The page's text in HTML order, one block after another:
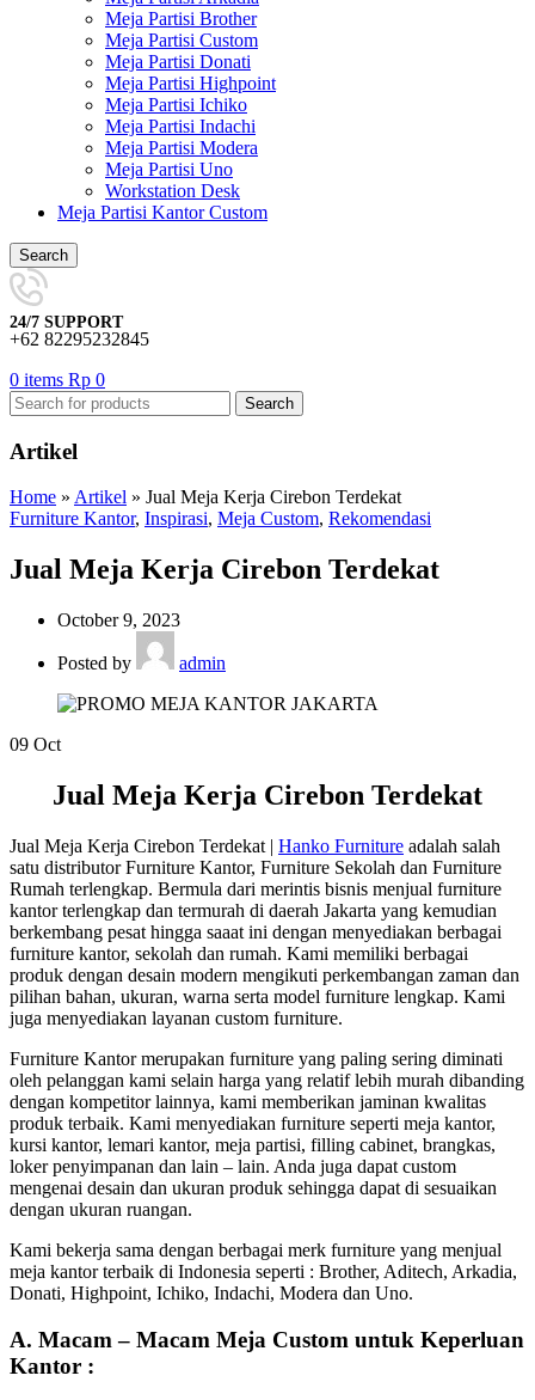
Meja Partisi Brother
Meja Partisi Custom
Meja Partisi Donati
Meja Partisi Highpoint
Meja Partisi Ichiko
Meja Partisi Indachi
Meja Partisi Modera
Meja Partisi Uno
Workstation Desk
Meja Partisi Kantor Custom
Search
24/7 SUPPORT
+62 82295232845
0 items Rp 0
Search
Artikel
Home » Artikel » Jual Meja Kerja Cirebon Terdekat
Furniture Kantor, Inspirasi, Meja Custom, Rekomendasi
Jual Meja Kerja Cirebon Terdekat
October 9, 2023
Posted by admin
09 Oct
Jual Meja Kerja Cirebon Terdekat
Jual Meja Kerja Cirebon Terdekat | Hanko Furniture adalah salah
satu distributor Furniture Kantor, Furniture Sekolah dan Furniture
Rumah terlengkap. Bermula dari merintis bisnis menjual furniture
kantor terlengkap dan termurah di daerah Jakarta yang kemudian
berkembang pesat hingga saaat ini dengan menyediakan berbagai
furniture kantor, sekolah dan rumah. Kami memiliki berbagai
produk dengan desain modern mengikuti perkembangan zaman dan
pilihan bahan, ukuran, warna serta model furniture lengkap. Kami
juga menyediakan layanan custom furniture.
Furniture Kantor merupakan furniture yang paling sering diminati
oleh pelanggan kami selain harga yang relatif lebih murah dibanding
dengan kompetitor lainnya, kami memberikan jaminan kwalitas
produk terbaik. Kami menyediakan furniture seperti meja kantor,
kursi kantor, lemari kantor, meja partisi, filling cabinet, brangkas,
loker penyimpanan dan lain – lain. Anda juga dapat custom
mengenai desain dan ukuran produk sehingga dapat di sesuaikan
dengan ukuran ruangan.
Kami bekerja sama dengan berbagai merk furniture yang menjual
meja kantor terbaik di Indonesia seperti : Brother, Aditech, Arkadia,
Donati, Highpoint, Ichiko, Indachi, Modera dan Uno.
A. Macam – Macam Meja Custom untuk Keperluan
Kantor :